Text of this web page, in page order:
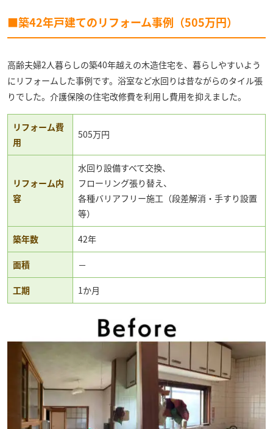
■築42年戸建てのリフォーム事例（505万円）
高齢夫婦2人暮らしの築40年越えの木造住宅を、暮らしやすいよう
にリフォームした事例です。浴室など水回りは昔ながらのタイル張
りでした。介護保険の住宅改修費を利用し費用を抑えました。
リフォーム費
用
505万円
リフォーム内
容
水回り設備すべて交換、
フローリング張り替え、
各種バリアフリー施工（段差解消・手すり設置
等）
築年数 42年
面積 －
工期 1か月